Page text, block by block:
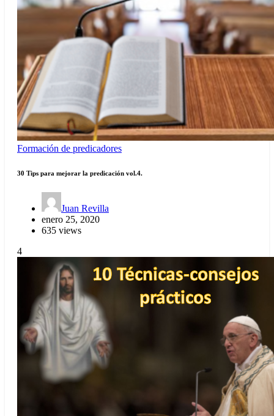
Formación de predicadores
30 Tips para mejorar la predicación vol.4.
Juan Revilla
enero 25, 2020
635 views
4